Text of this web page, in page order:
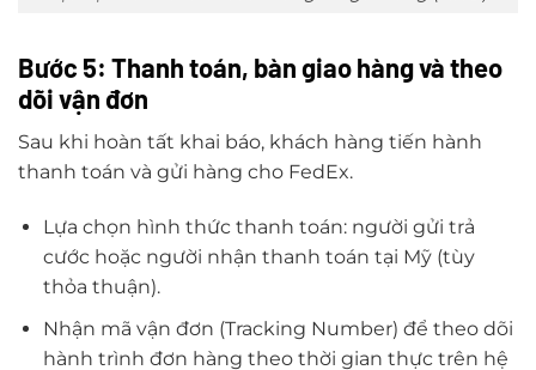
Bước 5: Thanh toán, bàn giao hàng và theo
dõi vận đơn
Sau khi hoàn tất khai báo, khách hàng tiến hành
thanh toán và gửi hàng cho FedEx.
Lựa chọn hình thức thanh toán: người gửi trả
cước hoặc người nhận thanh toán tại Mỹ (tùy
thỏa thuận).
Nhận mã vận đơn (Tracking Number) để theo dõi
hành trình đơn hàng theo thời gian thực trên hệ